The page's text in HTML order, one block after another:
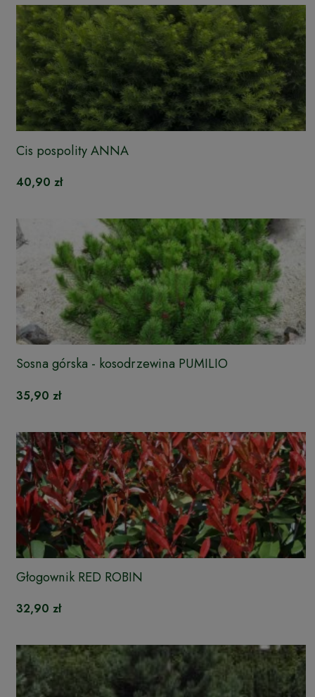
Cis pospolity ANNA
40,90 zł
Sosna górska - kosodrzewina PUMILIO
35,90 zł
Głogownik RED ROBIN
32,90 zł